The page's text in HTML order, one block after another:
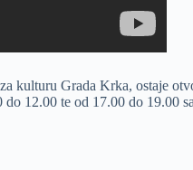
kulturu Grada Krka, ostaje
12.00 te od 17.00 do 19.00